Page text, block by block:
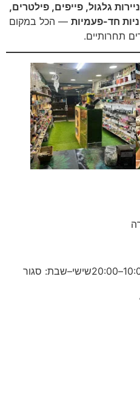
גלגול, פייפים, פילטרים,
חד-פעמיות — הכל במקום
תחרותיים.
שישי–שבת: סגור